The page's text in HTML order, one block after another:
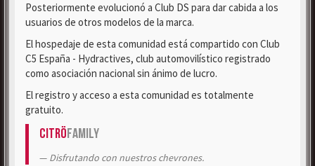
Posteriormente evolucionó a Club DS para dar cabida a los
usuarios de otros modelos de la marca.
El hospedaje de esta comunidad está compartido con Club
C5 España - Hydractives, club automovilístico registrado
como asociación nacional sin ánimo de lucro.
El registro y acceso a esta comunidad es totalmente
gratuito.
CitröFamily
Disfrutando con nuestros chevrones.